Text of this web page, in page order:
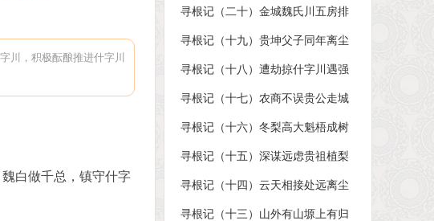
川，积极酝酿推进什字川
白做千总，镇守什字
寻根记（二十）金城魏氏川五房排
辈 什字川里大壕壕树碑
寻根记（十九）贵坤父子同年离尘
世 什字川里后世有遗风
寻根记（十八）遭劫掠什字川遇强
敌 保家乡魏家娃展英豪
寻根记（十七）农商不误贵公走城
乡 山川相连坤公再谋地
寻根记（十六）冬梨高大魁梧成树
王 香水风釆焕然为树后
寻根记（十五）深谋远虑贵祖植梨
树 什川字里拓荒创奇迹
寻根记（十四）云天相接处远离尘
嚣 高山厚土间世外桃源
寻根记（十三）山外有山塬上有归